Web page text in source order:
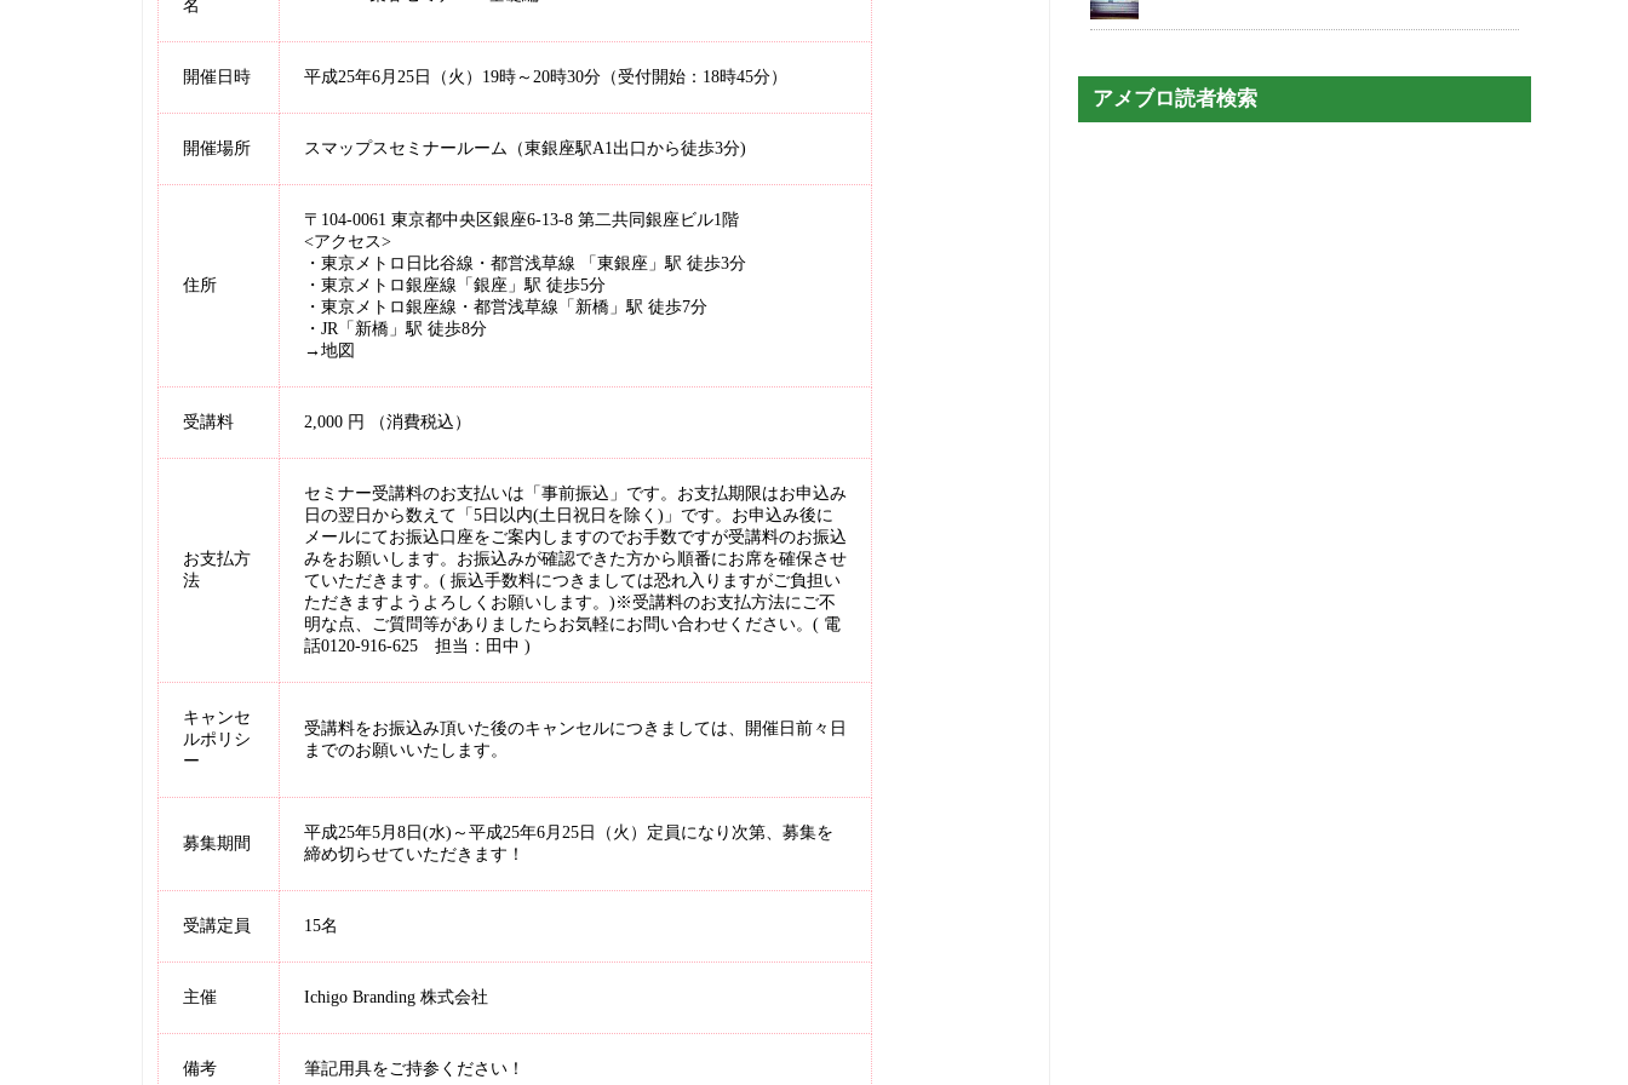
名
開催日時 平成25年6月25日（火）19時～20時30分（受付開始：18時45分）
開催場所 スマップスセミナールーム（東銀座駅A1出口から徒歩3分)
住所
〒104-0061 東京都中央区銀座6-13-8 第二共同銀座ビル1階
<アクセス>
・東京メトロ日比谷線・都営浅草線 「東銀座」駅 徒歩3分
・東京メトロ銀座線「銀座」駅 徒歩5分
・東京メトロ銀座線・都営浅草線「新橋」駅 徒歩7分
・JR「新橋」駅 徒歩8分
→ 地図
受講料 2,000 円 （消費税込）
お支払方
法
セミナー受講料のお支払いは「事前振込」です。お支払期限はお申込み
日の翌日から数えて「5日以内(土日祝日を除く)」です。お申込み後に
メールにてお振込口座をご案内しますのでお手数ですが受講料のお振込
みをお願いします。お振込みが確認できた方から順番にお席を確保させ
ていただきます。( 振込手数料につきましては恐れ入りますがご負担い
ただきますようよろしくお願いします。)※受講料のお支払方法にご不
明な点、ご質問等がありましたらお気軽にお問い合わせください。( 電
話0120-916-625 担当：田中 )
キャンセ
ルポリシ
ー
受講料をお振込み頂いた後のキャンセルにつきましては、開催日前々日
までのお願いいたします。
募集期間
平成25年5月8日(水)～平成25年6月25日（火）定員になり次第、募集を
締め切らせていただきます！
受講定員 15名
主催 Ichigo Branding 株式会社
備考 筆記用具をご持参ください！
アメブロ読者検索